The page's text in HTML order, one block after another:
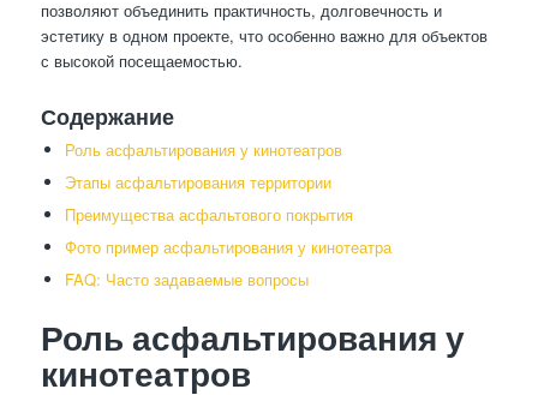
позволяют объединить практичность, долговечность и
эстетику в одном проекте, что особенно важно для объектов
с высокой посещаемостью.
Содержание
Роль асфальтирования у кинотеатров
Этапы асфальтирования территории
Преимущества асфальтового покрытия
Фото пример асфальтирования у кинотеатра
FAQ: Часто задаваемые вопросы
Роль асфальтирования у
кинотеатров